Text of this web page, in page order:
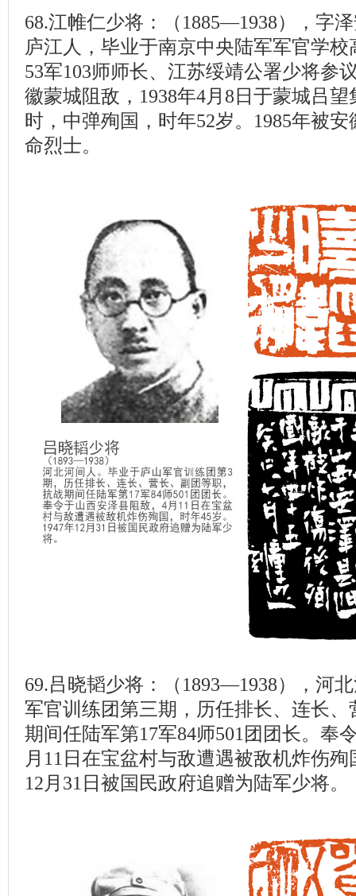
68.江帷仁少将：（1885—1938），字
庐江人，毕业于南京中央陆军军官学
53军103师师长、江苏绥靖公署少将参
徽蒙城阻敌，1938年4月8日于蒙城吕
时，中弹殉国，时年52岁。1985年被
命烈士。
69.吕晓韬少将：（1893—1938），河
军官训练团第三期，历任排长、连长
期间任陆军第17军84师501团团长。奉
月11日在宝盆村与敌遭遇被敌机炸伤殉
12月31日被国民政府追赠为陆军少将。